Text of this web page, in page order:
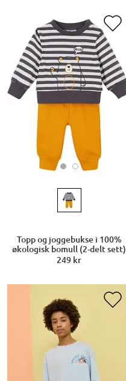
Topp og joggebukse i 100%
økologisk bomull (2-delt sett)
249 kr